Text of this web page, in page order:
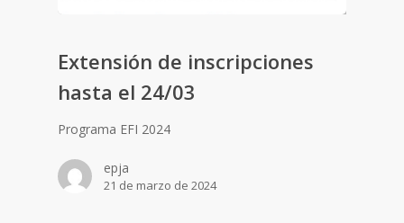
Extensión de inscripciones
hasta el 24/03
Programa EFI 2024
epja
21 de marzo de 2024